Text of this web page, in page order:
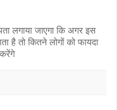
लगाया जाएगा कि अगर इस
है तो कितने लोगों को फायदा